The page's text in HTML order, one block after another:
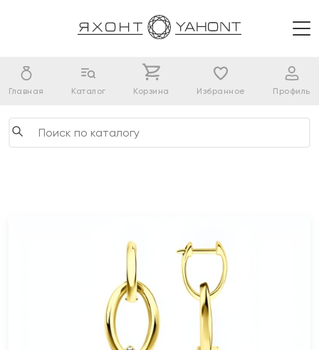
Главная Каталог Корзина Избранное Профиль